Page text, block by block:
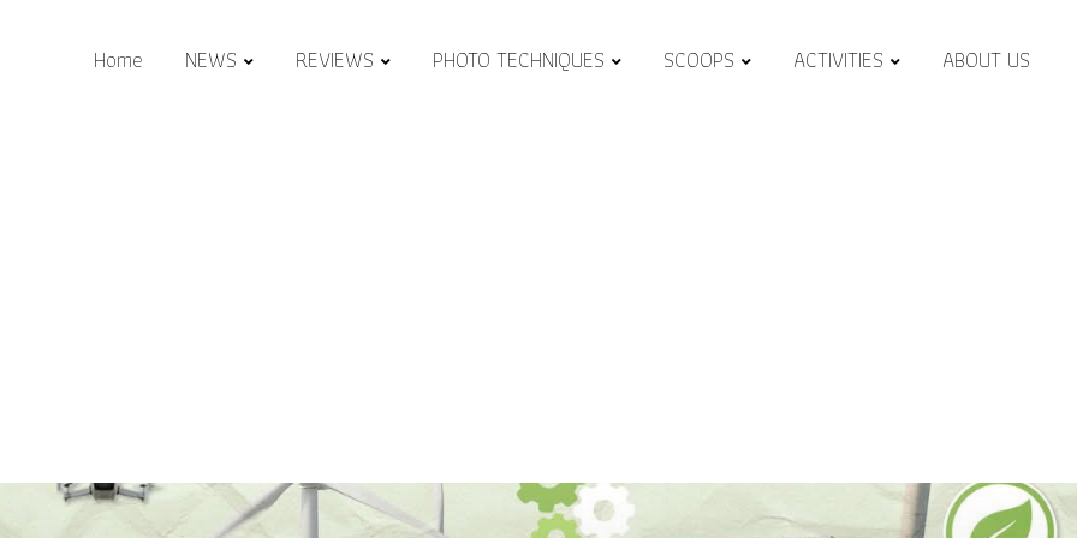
Home NEWS REVIEWS PHOTO TECHNIQUES SCOOPS ACTIVITIES ABOUT US